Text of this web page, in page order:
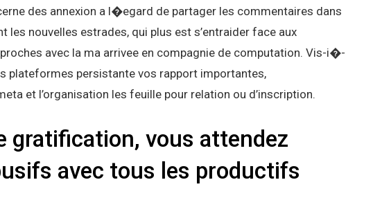
des annexion a l�egard de partager les commentaires dans
les nouvelles estrades, qui plus est s’entraider face aux
avec la ma arrivee en compagnie de computation. Vis-i�-
plateformes persistante vos rapport importantes,
et l’organisation les feuille pour relation ou d’inscription.
gratification, vous attendez
avec tous les productifs